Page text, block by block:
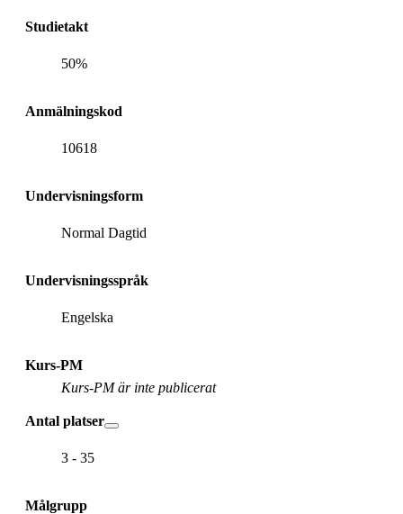
Studietakt
50%
Anmälningskod
10618
Undervisningsform
Normal Dagtid
Undervisningsspråk
Engelska
Kurs-PM
Kurs-PM är inte publicerat
Antal platser
3 - 35
Målgrupp